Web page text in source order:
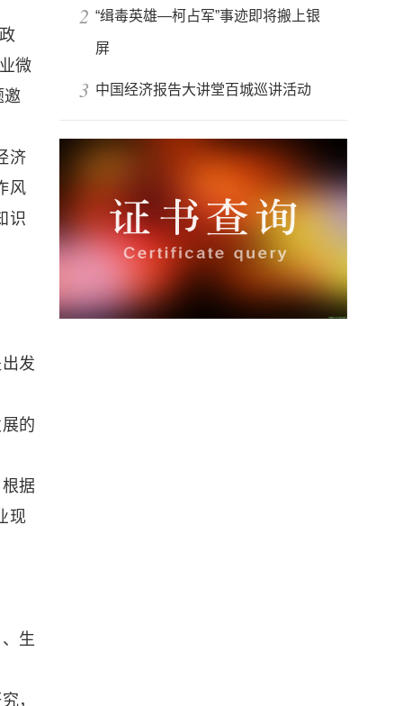
微
邀
济
风
识
发
的
据
现
生
，
2 “缉毒英雄—柯占军”事迹即将搬上银
屏
3 中国经济报告大讲堂百城巡讲活动